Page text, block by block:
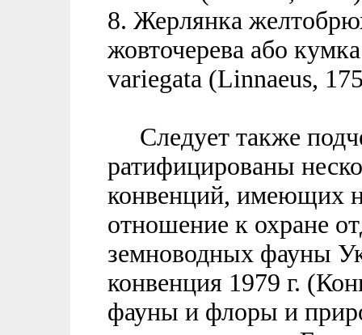
8. Жерлянка
жовточерева або
variegata (Linnaeus,
Cледует также
ратифицированы
конвенций, имеющих
отношение к охране
земноводных фауны
конвенция 1979 г.
фауны и флоры и